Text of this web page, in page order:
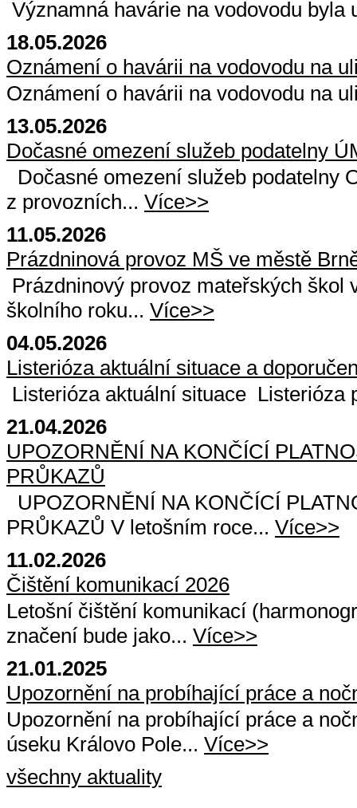
Významná havárie na vodovodu byla
18.05.2026
Oznámení o havárii na vodovodu na
Oznámení o havárii na vodovodu na
13.05.2026
Dočasné omezení služeb podatelny
Dočasné omezení služeb podatelny
z provozních... Více>>
11.05.2026
Prázdninová provoz MŠ ve městě
Prázdninový provoz mateřských škol
školního roku... Více>>
04.05.2026
Listerióza aktuální situace a
Listerióza aktuální situace Listerióza
21.04.2026
UPOZORNĚNÍ NA KONČÍCÍ
PRŮKAZŮ
UPOZORNĚNÍ NA KONČÍCÍ
PRŮKAZŮ V letošním roce... Více>>
11.02.2026
Čištění komunikací 2026
Letošní čištění komunikací
značení bude jako... Více>>
21.01.2025
Upozornění na probíhající práce a
Upozornění na probíhající práce a
úseku Královo Pole... Více>>
všechny aktuality